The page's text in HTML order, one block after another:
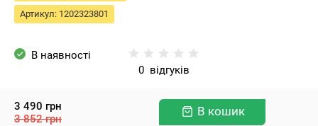
Артикул: 1202323801
В наявності
0 відгуків
3 490 грн
3 852 грн
В кошик